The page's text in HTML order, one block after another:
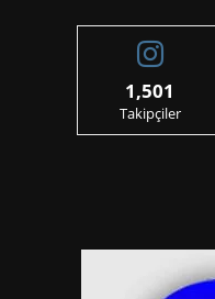
1,501
Takipçiler